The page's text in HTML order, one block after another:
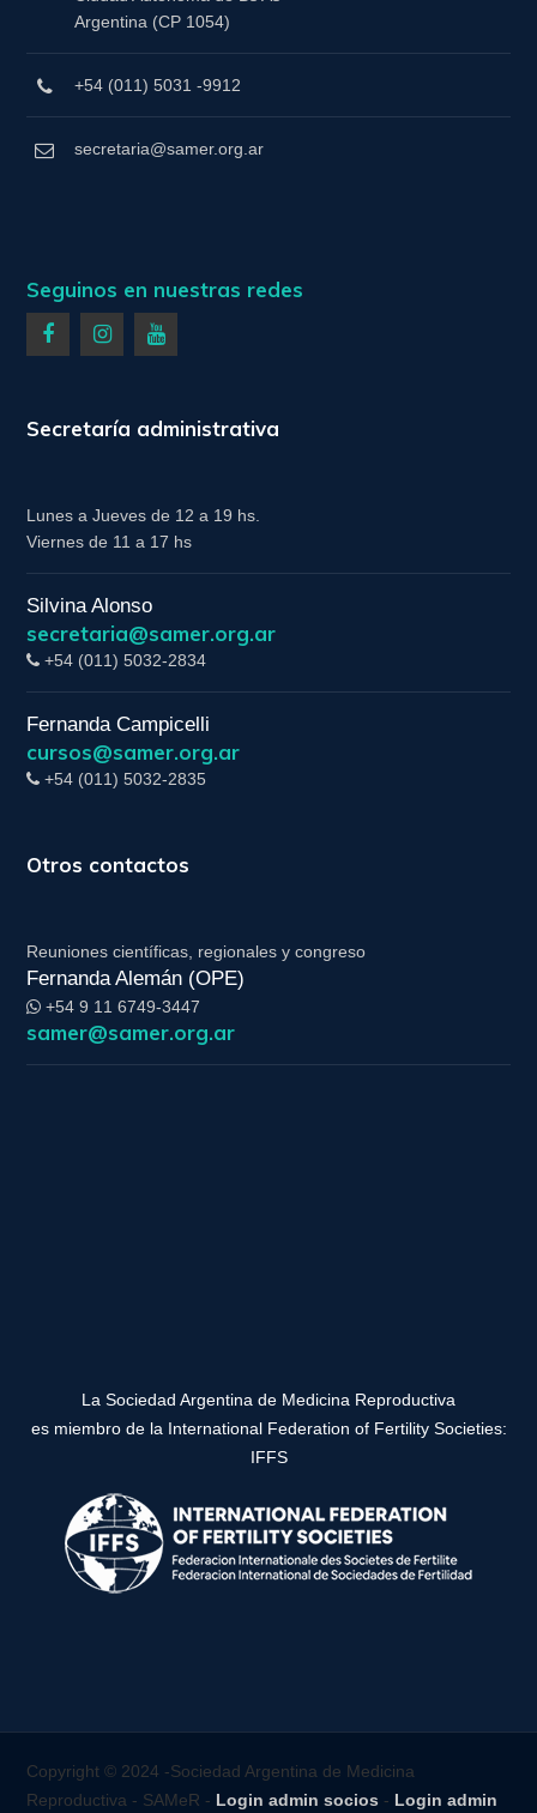
Argentina (CP 1054)
+54 (011) 5031 -9912
secretaria@samer.org.ar
Seguinos en nuestras redes
Secretaría administrativa
Lunes a Jueves de 12 a 19 hs.
Viernes de 11 a 17 hs
Silvina Alonso
secretaria@samer.org.ar
+54 (011) 5032-2834
Fernanda Campicelli
cursos@samer.org.ar
+54 (011) 5032-2835
Otros contactos
Reuniones científicas, regionales y congreso
Fernanda Alemán (OPE)
+54 9 11 6749-3447
samer@samer.org.ar
La Sociedad Argentina de Medicina Reproductiva
es miembro de la International Federation of Fertility Societies:
IFFS
Copyright © 2024 -Sociedad Argentina de Medicina
Reproductiva - SAMeR - Login admin socios - Login admin